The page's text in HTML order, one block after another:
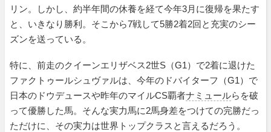
リン。しかし、約半年間の休養を経て今年3月に復帰を果たす
と、いきなり勝利。そこから7戦して5勝2着2回と充実のシー
ズンを送っている。
特に、前走のクイーンエリザベス2世S（G1）で2着に退けた
ファクトゥールシュヴァルは、今年のドバイターフ（G1）で
日本のドウデュースや昨年のマイルCS覇者ナミュールらを破
って優勝した馬。そんな実力馬に2馬身差をつけての完勝だっ
ただけに、その実力は世界トップクラスと言えるだろう。